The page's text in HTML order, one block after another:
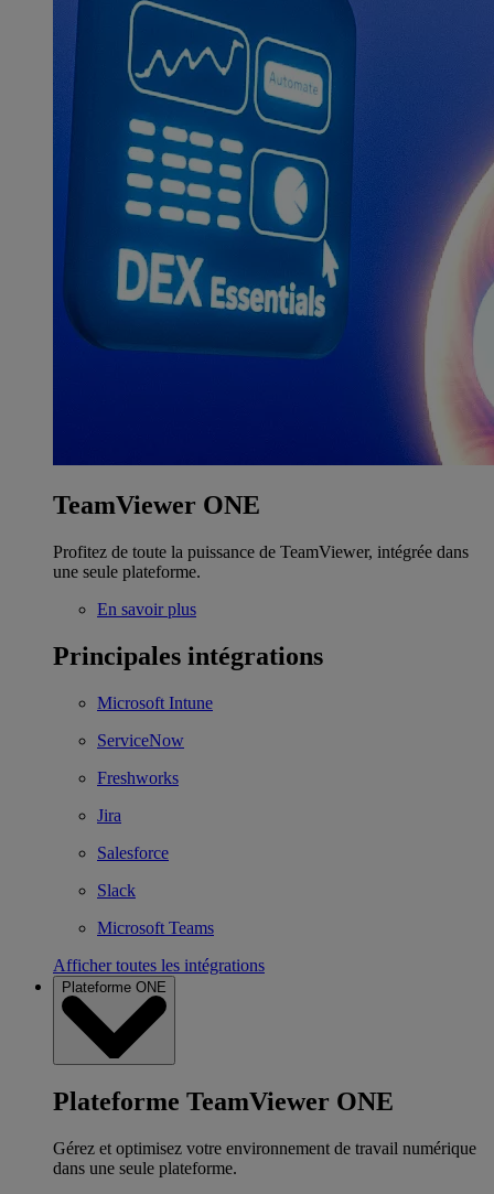
TeamViewer ONE
Profitez de toute la puissance de TeamViewer, intégrée dans
une seule plateforme.
En savoir plus
Principales intégrations
Microsoft Intune
ServiceNow
Freshworks
Jira
Salesforce
Slack
Microsoft Teams
Afficher toutes les intégrations
Plateforme ONE
Plateforme TeamViewer ONE
Gérez et optimisez votre environnement de travail numérique
dans une seule plateforme.